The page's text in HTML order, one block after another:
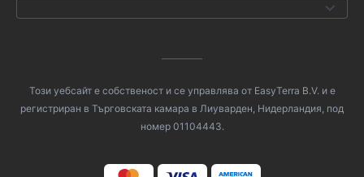
Този уебсайт е собственост и се управлява от EasyTerra B.V. и е
регистриран в Търговската камара в Лиуварден, Нидерландия, под
номер 01104443.